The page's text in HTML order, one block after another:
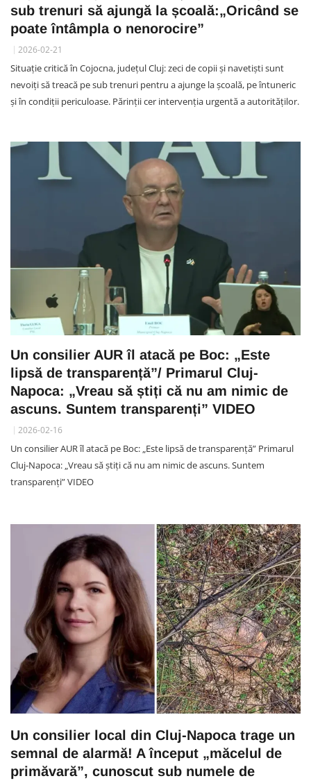
sub trenuri să ajungă la școală:„Oricând se
poate întâmpla o nenorocire”
2026-02-21
Situație critică în Cojocna, județul Cluj: zeci de copii și navetiști sunt
nevoiți să treacă pe sub trenuri pentru a ajunge la școală, pe întuneric
și în condiții periculoase. Părinții cer intervenția urgentă a autorităților.
Un consilier AUR îl atacă pe Boc: „Este
lipsă de transparență”/ Primarul Cluj-
Napoca: „Vreau să știți că nu am nimic de
ascuns. Suntem transparenți” VIDEO
2026-02-16
Un consilier AUR îl atacă pe Boc: „Este lipsă de transparență” Primarul
Cluj-Napoca: „Vreau să știți că nu am nimic de ascuns. Suntem
transparenți” VIDEO
Un consilier local din Cluj-Napoca trage un
semnal de alarmă! A început „măcelul de
primăvară”, cunoscut sub numele de